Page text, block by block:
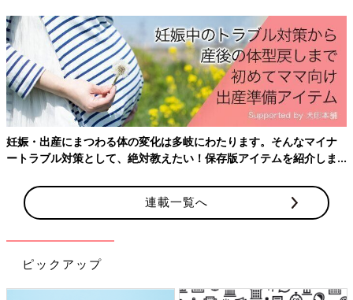
妊娠・出産にまつわる体の変化は多岐にわたります。そんなマイナ
ートラブル対策として、絶対教えたい！保存版アイテムを紹介しま
連載一覧へ
ピックアップ